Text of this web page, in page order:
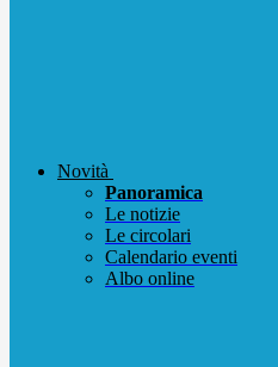
Novità
Panoramica
Le notizie
Le circolari
Calendario eventi
Albo online